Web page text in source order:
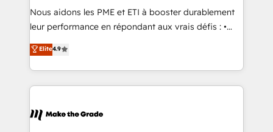
Canada, Germany, France, Belgium, Singapore, and
South Africa. Certified compliant with ISO/IEC
international offices and 175+ employees.
Nous aidons les PME et ETI à booster durablement
leur performance en répondant aux vrais défis : •
Intégration de HubSpot avec d’autres outils (ERP,
téléphonie, etc.) • Alignement des équipes grâce à un
outil et des données partagées • Amélioration de la
collecte et de l’analyse des données pour des
de la productivité des équipes Notre équipe de 30
Elite4.9